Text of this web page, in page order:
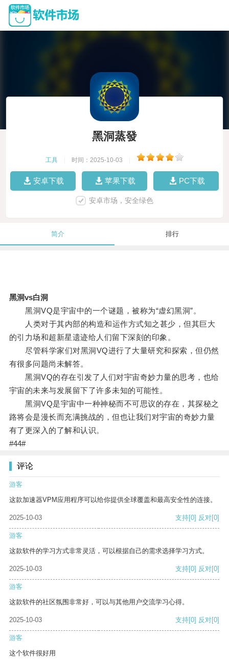
黑洞蒸發
工具 时间：2025-10-03
安卓下载 苹果下载 PC下载
安卓市场，安全绿色
简介 排行
黑洞vs白洞
黑洞VQ是宇宙中的一个谜题，被称为“虚幻黑洞”。
人类对于其内部的构造和运作方式知之甚少，但其巨大
的引力场和超新星遗迹给人们留下深刻的印象。
尽管科学家们对黑洞VQ进行了大量研究和探索，但仍然
有很多问题尚未解答。
黑洞VQ的存在引发了人们对宇宙奇妙力量的思考，也给
宇宙的未来与发展留下了许多未知的可能性。
黑洞VQ是宇宙中一种神秘而不可思议的存在，其探秘之
路将会是漫长而充满挑战的，但也让我们对宇宙的奇妙力量
有了更深入的了解和认识。
#44#
评论
游客
这款加速器VPM应用程序可以给你提供全球覆盖和最高安全性的连接。
2025-10-03 支持[0] 反对[0]
游客
这款软件的学习方式非常灵活，可以根据自己的需求选择学习方式。
2025-10-03 支持[0] 反对[0]
游客
这款软件的社区氛围非常好，可以与其他用户交流学习心得。
2025-10-03 支持[0] 反对[0]
游客
这个软件很好用